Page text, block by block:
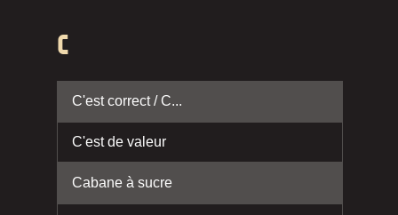
C
C'est correct / C...
C'est de valeur
Cabane à sucre